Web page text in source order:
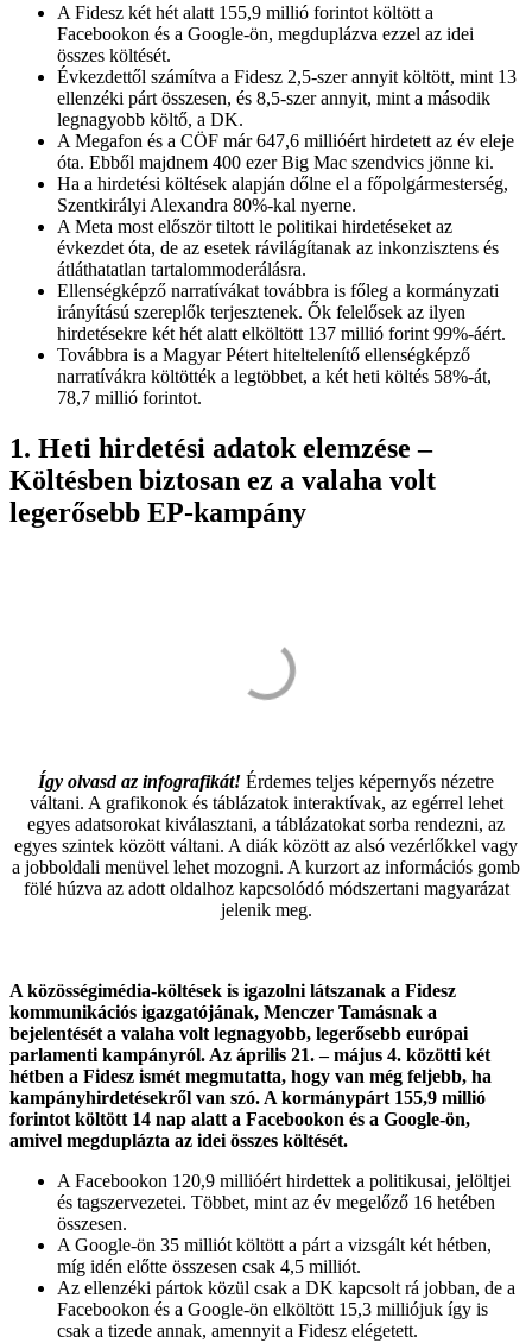
A Fidesz két hét alatt 155,9 millió forintot költött a
Facebookon és a Google-ön, megduplázva ezzel az idei
összes költését.
Évkezdettől számítva a Fidesz 2,5-szer annyit költött, mint 13
ellenzéki párt összesen, és 8,5-szer annyit, mint a második
legnagyobb költő, a DK.
A Megafon és a CÖF már 647,6 millióért hirdetett az év eleje
óta. Ebből majdnem 400 ezer Big Mac szendvics jönne ki.
Ha a hirdetési költések alapján dőlne el a főpolgármesterség,
Szentkirályi Alexandra 80%-kal nyerne.
A Meta most először tiltott le politikai hirdetéseket az
évkezdet óta, de az esetek rávilágítanak az inkonzisztens és
átláthatatlan tartalommoderálásra.
Ellenségképző narratívákat továbbra is főleg a kormányzati
irányítású szereplők terjesztenek. Ők felelősek az ilyen
hirdetésekre két hét alatt elköltött 137 millió forint 99%-áért.
Továbbra is a Magyar Pétert hiteltelenítő ellenségképző
narratívákra költötték a legtöbbet, a két heti költés 58%-át,
78,7 millió forintot.
1. Heti hirdetési adatok elemzése –
Költésben biztosan ez a valaha volt
legerősebb EP-kampány
Így olvasd az infografikát! Érdemes teljes képernyős nézetre
váltani. A grafikonok és táblázatok interaktívak, az egérrel lehet
egyes adatsorokat kiválasztani, a táblázatokat sorba rendezni, az
egyes szintek között váltani. A diák között az alsó vezérlőkkel vagy
a jobboldali menüvel lehet mozogni. A kurzort az információs gomb
fölé húzva az adott oldalhoz kapcsolódó módszertani magyarázat
jelenik meg.
A közösségimédia-költések is igazolni látszanak a Fidesz
kommunikációs igazgatójának, Menczer Tamásnak a
bejelentését a valaha volt legnagyobb, legerősebb európai
parlamenti kampányról. Az április 21. – május 4. közötti két
hétben a Fidesz ismét megmutatta, hogy van még feljebb, ha
kampányhirdetésekről van szó. A kormánypárt 155,9 millió
forintot költött 14 nap alatt a Facebookon és a Google-ön,
amivel megduplázta az idei összes költését.
A Facebookon 120,9 millióért hirdettek a politikusai, jelöltjei
és tagszervezetei. Többet, mint az év megelőző 16 hetében
összesen.
A Google-ön 35 milliót költött a párt a vizsgált két hétben,
míg idén előtte összesen csak 4,5 milliót.
Az ellenzéki pártok közül csak a DK kapcsolt rá jobban, de a
Facebookon és a Google-ön elköltött 15,3 milliójuk így is
csak a tizede annak, amennyit a Fidesz elégetett.